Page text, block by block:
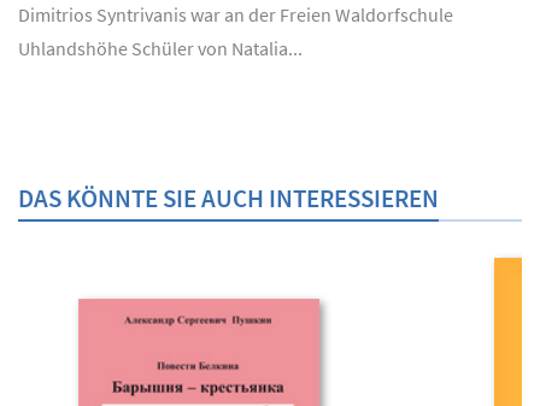
Dimitrios Syntrivanis war an der Freien Waldorfschule
Uhlandshöhe Schüler von Natalia...
DAS KÖNNTE SIE AUCH INTERESSIEREN